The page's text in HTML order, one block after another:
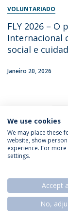
VOLUNTARIADO
FLY 2026 –
Internacional
social e
Janeiro 20, 2026
Política
©
We use cookies
We may place these
website, show
experience. For
settings.
Accept
No,